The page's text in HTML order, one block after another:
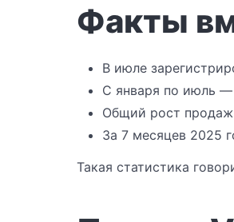
Факты
В июле
С января по июль
Общий рост продаж
За 7 месяцев 2025
Такая статистика